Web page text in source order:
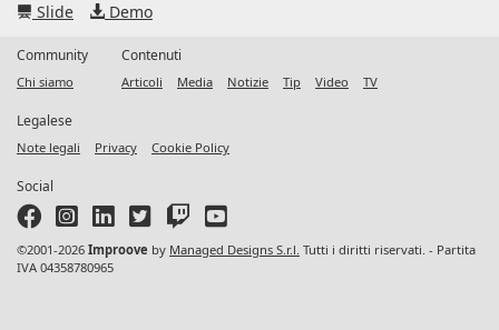
Slide
Demo
Community
Chi siamo
Contenuti
Articoli Media Notizie Tip Video TV
Legalese
Note legali Privacy Cookie Policy
Social
©2001-2026 Improove by Managed Designs S.r.l. Tutti i diritti riservati. - Partita
IVA 04358780965